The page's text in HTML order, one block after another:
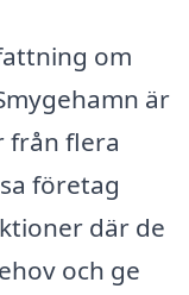
om
är
från flera
företag
där de
och ge